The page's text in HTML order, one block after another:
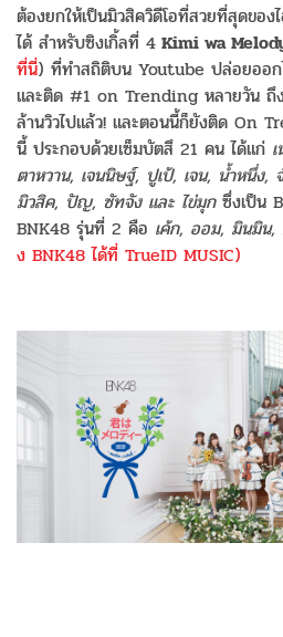
ต้องยกให้เป็นมิวสิควิดีโอที่สวยที่สุดของ
ได้ สำหรับซิงเกิ้ลที่ 4 Kimi wa
ที่นี่) ที่ทำสถิติบน Youtube ปล่อยออก
และติด #1 on Trending หลายวัน ถึ
ล้านวิวไปแล้ว! และตอนนี้ก็ยังติด On
นี้ ประกอบด้วยเซ็มบัตสึ 21 คน ได้แก่
ตาหวาน, เจนนิษฐ์, ปูเป้, เจน, น้ำหนึ่ง,
มิวสิค, ปัญ, ซัทจัง และ ไข่มุกซึ่งเป็น
BNK48 รุ่นที่ 2 คือ เค้ก, ออม, มินมิน
ง BNK48 ได้ที่ TrueID MUSIC)